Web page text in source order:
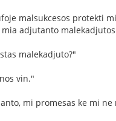
malsukcesos protekti
adjutanto
malekadjuto?"
vin."
mi promesas ke mi ne